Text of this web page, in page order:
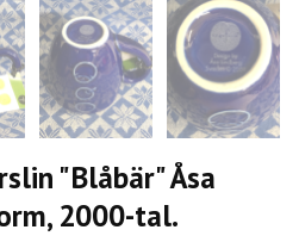
"Blåbär" Åsa
2000-tal.